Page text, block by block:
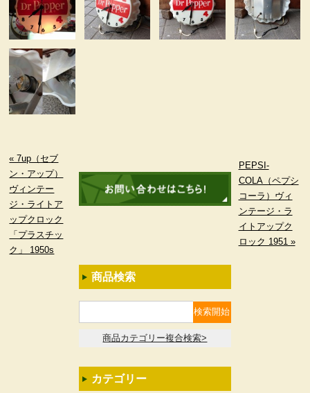
« 7up（セブ
ン・アップ）
ヴィンテー
ジ・ライトア
ップクロック
「プラスチッ
ク」 1950s
PEPSI-
COLA（ペプシ
コーラ）ヴィ
ンテージ・ラ
イトアップク
ロック 1951 »
商品検索
商品カテゴリー複合検索>
カテゴリー